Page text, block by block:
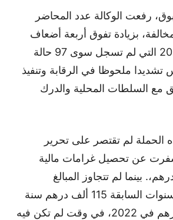
رفعت الوكالة عدد المحاضر
إلى 460 مخالفة، بزيادة تفوق أربعة أضعاف
مقارنة مع سنة 2023 التي لم تسجل سوى 97 حالة
ملحوظا في الرقابة وتنفيذ
مع السلطات المحلية والدرك
الحملة لم تقتصر على تحرير
عن تحصيل غرامات مالية
ألف درهم،. بينما لم تتجاوز المبالغ
المستخلصة في السنوات السابقة 115 ألف درهم سنة
2021، و85 ألف درهم في 2022، في وقت لم تكن فيه